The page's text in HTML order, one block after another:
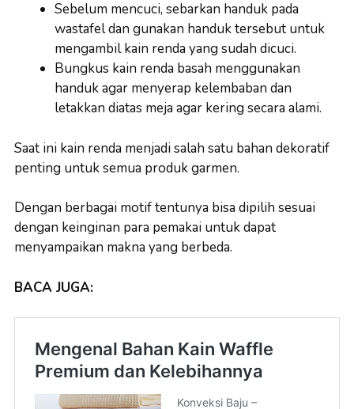
Sebelum mencuci, sebarkan handuk pada
wastafel dan gunakan handuk tersebut untuk
mengambil kain renda yang sudah dicuci.
Bungkus kain renda basah menggunakan
handuk agar menyerap kelembaban dan
letakkan diatas meja agar kering secara alami.
Saat ini kain renda menjadi salah satu bahan dekoratif
penting untuk semua produk garmen.
Dengan berbagai motif tentunya bisa dipilih sesuai
dengan keinginan para pemakai untuk dapat
menyampaikan makna yang berbeda.
BACA JUGA: